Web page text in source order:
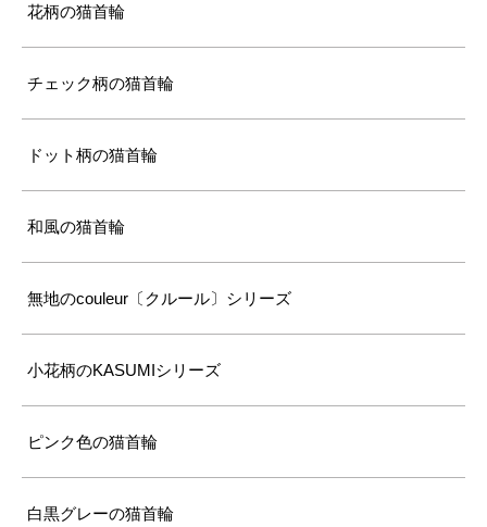
花柄の猫首輪
チェック柄の猫首輪
ドット柄の猫首輪
和風の猫首輪
無地のcouleur〔クルール〕シリーズ
小花柄のKASUMIシリーズ
ピンク色の猫首輪
白黒グレーの猫首輪